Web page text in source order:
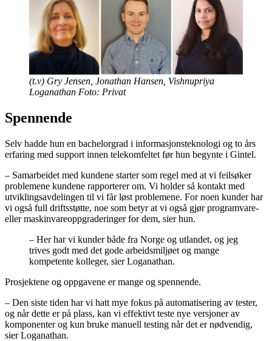
(t.v) Gry Jensen, Jonathan Hansen, Vishnupriya
Loganathan Foto: Privat
Spennende
Selv hadde hun en bachelorgrad i informasjonsteknologi og to års
erfaring med support innen telekomfeltet før hun begynte i Gintel.
– Samarbeidet med kundene starter som regel med at vi feilsøker
problemene kundene rapporterer om. Vi holder så kontakt med
utviklingsavdelingen til vi får løst problemene. For noen kunder har
vi også full driftsstøtte, noe som betyr at vi også gjør programvare-
eller maskinvareoppgraderinger for dem, sier hun.
– Her har vi kunder både fra Norge og utlandet, og jeg
trives godt med det gode arbeidsmiljøet og mange
kompetente kolleger, sier Loganathan.
Prosjektene og oppgavene er mange og spennende.
– Den siste tiden har vi hatt mye fokus på automatisering av tester,
og når dette er på plass, kan vi effektivt teste nye versjoner av
komponenter og kun bruke manuell testing når det er nødvendig,
sier Loganathan.